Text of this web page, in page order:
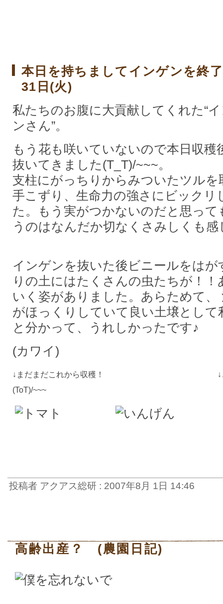
本日を持ちましてインゲンを終
31日(火)
私たちのお腹に大貢献してくれた“
ンさん”。
もう花も咲いていないので本日収穫
抜いてきました(T_T)/~~~。
支柱にがっちりからみついたツルを
手こずり、生命力の強さにビックリ
た。もう実がつかないのだと思って
うのはなんだか切なくさみしくも感
インゲンを抜いた後ビニールをはが
りの土にはたくさんの虫たちが！
いく姿がありました。あらためて、
がほっくりしていて良い土壌として
と分かって、うれしかったです♪
(カワイ)
↓まだまだこれから収穫！ ↓これがイ
(ToT)/~~~
投稿者 アクアス総研 : 2007年8月 1日 14:46
高齢出産？ (農園日記)